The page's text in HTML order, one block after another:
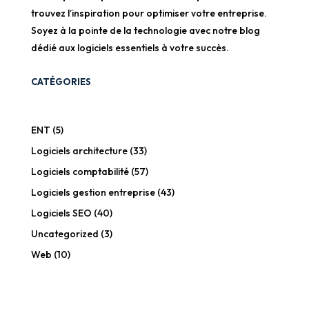
trouvez l’inspiration pour optimiser votre entreprise.
Soyez à la pointe de la technologie avec notre blog
dédié aux logiciels essentiels à votre succès.
CATÉGORIES
ENT (5)
Logiciels architecture(33)
Logiciels comptabilité(57)
Logiciels gestion entreprise(43)
Logiciels SEO (40)
Uncategorized (3)
Web (10)